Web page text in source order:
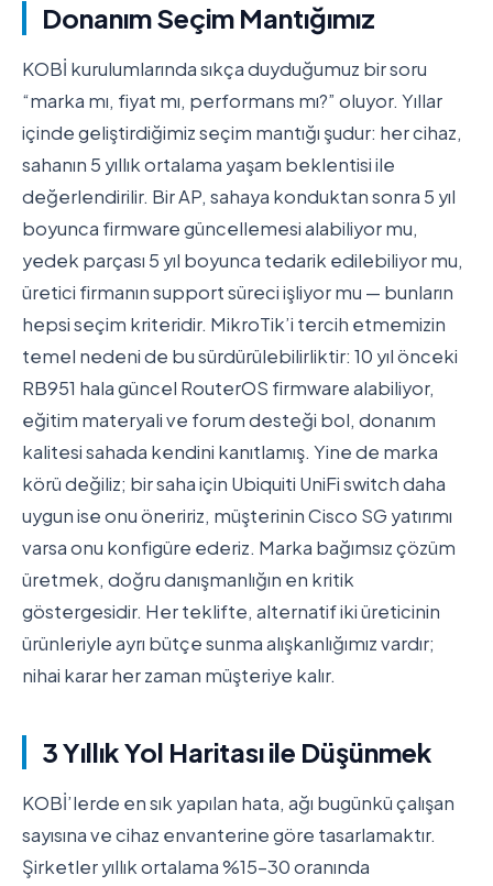
Donanım Seçim Mantığımız
KOBİ kurulumlarında sıkça duyduğumuz bir soru
“marka mı, fiyat mı, performans mı?” oluyor. Yıllar
içinde geliştirdiğimiz seçim mantığı şudur: her cihaz,
sahanın 5 yıllık ortalama yaşam beklentisi ile
değerlendirilir. Bir AP, sahaya konduktan sonra 5 yıl
boyunca firmware güncellemesi alabiliyor mu,
yedek parçası 5 yıl boyunca tedarik edilebiliyor mu,
üretici firmanın support süreci işliyor mu — bunların
hepsi seçim kriteridir. MikroTik’i tercih etmemizin
temel nedeni de bu sürdürülebilirliktir: 10 yıl önceki
RB951 hala güncel RouterOS firmware alabiliyor,
eğitim materyali ve forum desteği bol, donanım
kalitesi sahada kendini kanıtlamış. Yine de marka
körü değiliz; bir saha için Ubiquiti UniFi switch daha
uygun ise onu öneririz, müşterinin Cisco SG yatırımı
varsa onu konfigüre ederiz. Marka bağımsız çözüm
üretmek, doğru danışmanlığın en kritik
göstergesidir. Her teklifte, alternatif iki üreticinin
ürünleriyle ayrı bütçe sunma alışkanlığımız vardır;
nihai karar her zaman müşteriye kalır.
3 Yıllık Yol Haritası ile Düşünmek
KOBİ’lerde en sık yapılan hata, ağı bugünkü çalışan
sayısına ve cihaz envanterine göre tasarlamaktır.
Şirketler yıllık ortalama %15-30 oranında